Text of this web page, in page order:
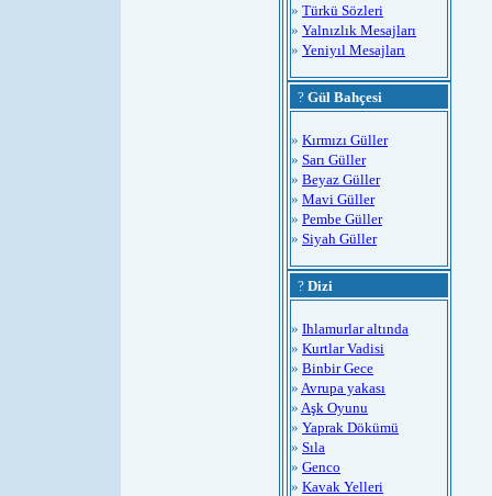
» Türkü Sözleri
» Yalnızlık Mesajları
» Yeniyıl Mesajları
? Gül Bahçesi
» Kırmızı Güller
» Sarı Güller
» Beyaz Güller
» Mavi Güller
» Pembe Güller
» Siyah Güller
? Dizi
» Ihlamurlar altında
» Kurtlar Vadisi
» Binbir Gece
» Avrupa yakası
» Aşk Oyunu
» Yaprak Dökümü
» Sıla
» Genco
» Kavak Yelleri